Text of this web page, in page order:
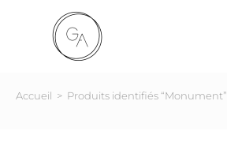
Accueil > Produits identifiés “Monument”